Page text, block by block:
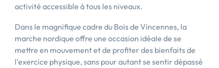
activité accessible à tous les niveaux.
Dans le magnifique cadre du Bois de Vincennes, la
marche nordique offre une occasion idéale de se
mettre en mouvement et de profiter des bienfaits de
l’exercice physique, sans pour autant se sentir dépassé